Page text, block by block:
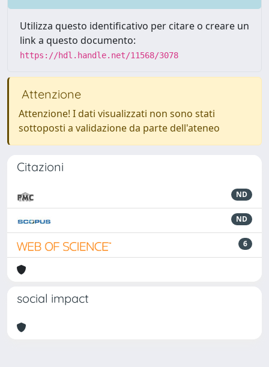
Utilizza questo identificativo per citare o creare un
link a questo documento:
https://hdl.handle.net/11568/3078
Attenzione
Attenzione! I dati visualizzati non sono stati
sottoposti a validazione da parte dell'ateneo
Citazioni
ND
ND
6
social impact